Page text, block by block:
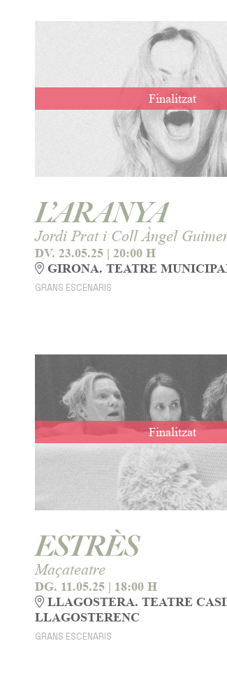
Finalitzat
L’ARANYA
Jordi Prat i Coll Àngel
DV. 23.05.25 |20:00 H
GIRONA. TEATRE
GRANS ESCENARIS
Finalitzat
ESTRÈS
Maçateatre
DG. 11.05.25 | 18:00 H
LLAGOSTERA. TEATRE
LLAGOSTERENC
GRANS ESCENARIS